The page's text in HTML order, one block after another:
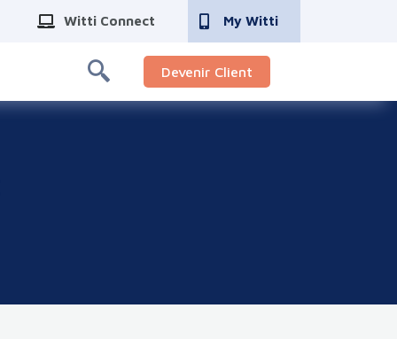
Witti Connect My Witti
Devenir Client